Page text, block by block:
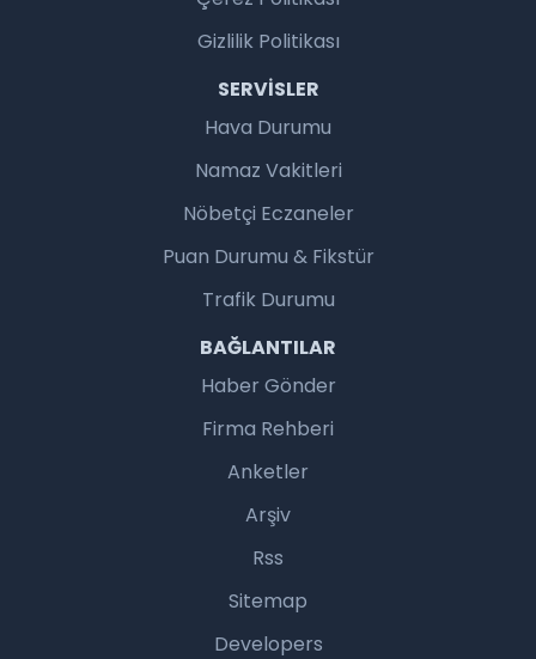
Gizlilik Politikası
SERVISLER
Hava Durumu
Namaz Vakitleri
Nöbetçi Eczaneler
Puan Durumu & Fikstür
Trafik Durumu
BAĞLANTILAR
Haber Gönder
Firma Rehberi
Anketler
Arşiv
Rss
Sitemap
Developers